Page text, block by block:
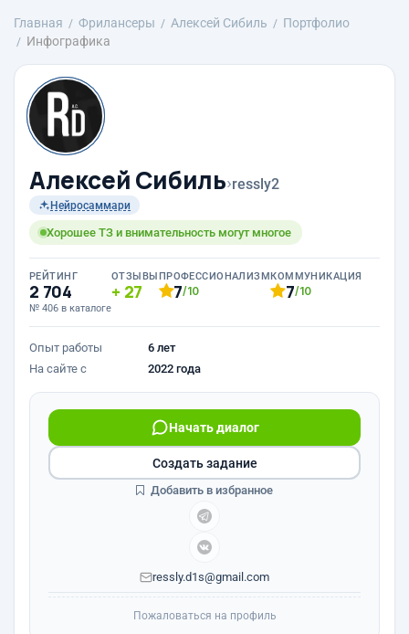
Главная Фрилансеры Алексей Сибиль
Портфолио
Инфографика
Алексей Сибиль›ressly2
Нейросаммари
Хорошее ТЗ и внимательность могут многое
РЕЙТИНГ
2 704
№ 406 в каталоге
ОТЗЫВЫ
27
ПРОФЕССИОНАЛИЗМ
7/10
КОММУНИКАЦИЯ
7/10
Опыт работы
6 лет
На сайте с
2022 года
Начать диалог
ressly.d1s@gmail.com
Создать задание
Добавить в избранное
Пожаловаться на профиль